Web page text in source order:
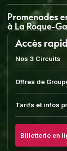
Promenades
à La Roque-
Accès
Nos 3 Circuits
Offres de
Tarifs et infos
Billetterie en